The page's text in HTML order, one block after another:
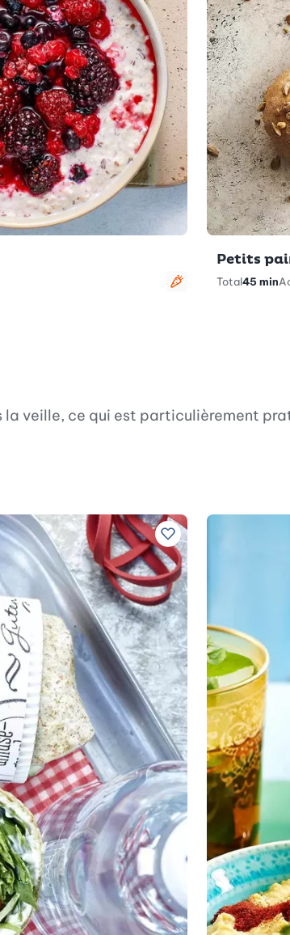
Petits
Total45 min
veille, ce qui est particulièrement
Ajouter à vos